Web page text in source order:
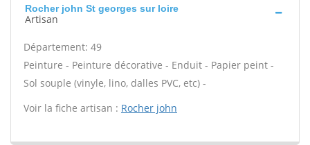
Rocher john St georges sur loire
Artisan
Département: 49
Peinture - Peinture décorative - Enduit - Papier peint -
Sol souple (vinyle, lino, dalles PVC, etc) -
Voir la fiche artisan : Rocher john